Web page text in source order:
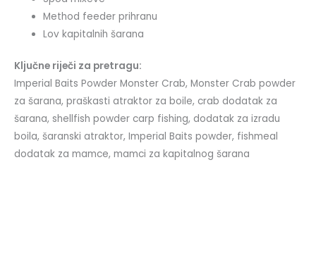
Method feeder prihranu
Lov kapitalnih šarana
Ključne riječi za pretragu:
Imperial Baits Powder Monster Crab, Monster Crab powder
za šarana, praškasti atraktor za boile, crab dodatak za
šarana, shellfish powder carp fishing, dodatak za izradu
boila, šaranski atraktor, Imperial Baits powder, fishmeal
dodatak za mamce, mamci za kapitalnog šarana